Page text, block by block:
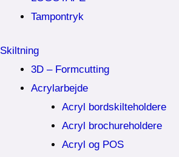
Tampontryk
Skiltning
3D – Formcutting
Acrylarbejde
Acryl bordskilteholdere
Acryl brochureholdere
Acryl og POS